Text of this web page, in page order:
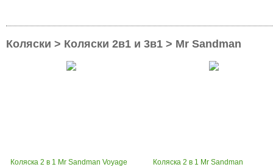
Коляски > Коляски 2в1 и 3в1 > Mr Sandman
Коляска 2 в 1 Mr Sandman Voyage
Коляска 2 в 1 Mr Sandman